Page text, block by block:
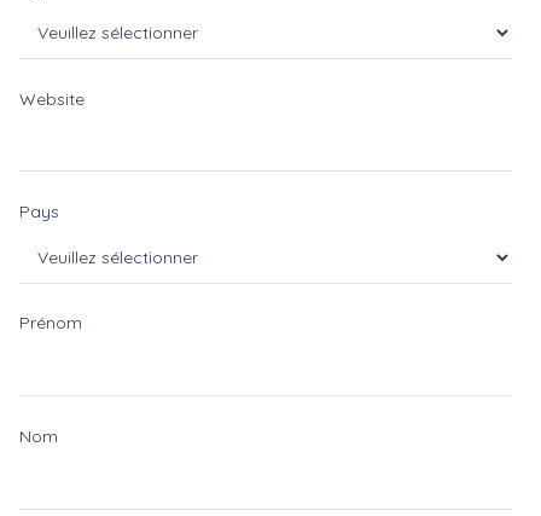
Website
Pays
Prénom
Nom